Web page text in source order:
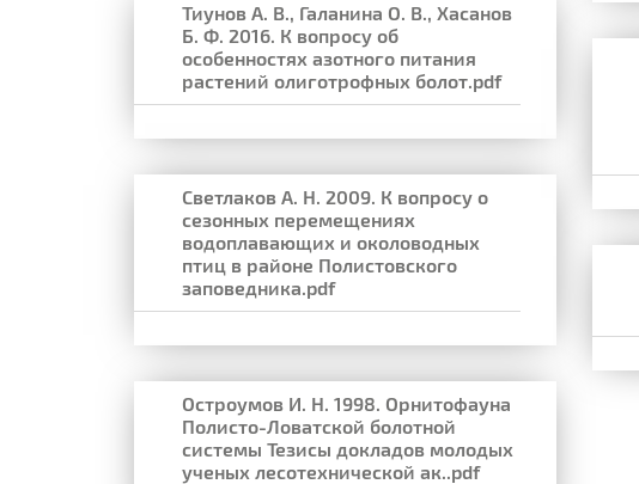
Тиунов А. В., Галанина О. В., Хасанов
Б. Ф. 2016. К вопросу об
особенностях азотного питания
растений олиготрофных болот.pdf
Светлаков А. Н. 2009. К вопросу о
сезонных перемещениях
водоплавающих и околоводных
птиц в районе Полистовского
заповедника.pdf
Остроумов И. Н. 1998. Орнитофауна
Полисто-Ловатской болотной
системы Тезисы докладов молодых
ученых лесотехнической ак..pdf